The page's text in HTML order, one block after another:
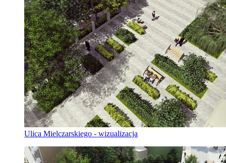
Ulica Mielczarskiego - wizualizacja